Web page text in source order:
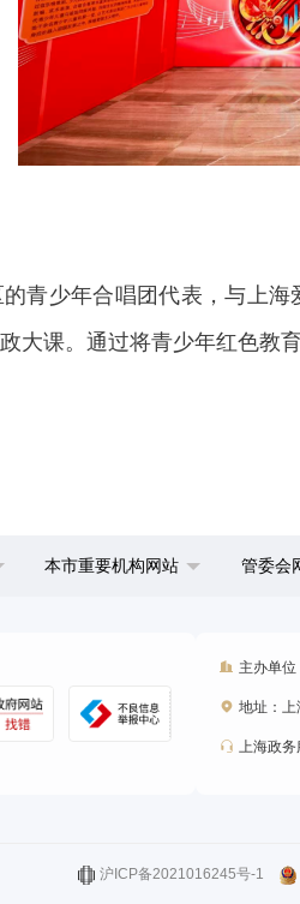
少年合唱团代表，与上海
大课。通过将青少年红色教
本市重要机构网站 管委会
主办单
地址：
上海政
沪ICP备2021016245号-1